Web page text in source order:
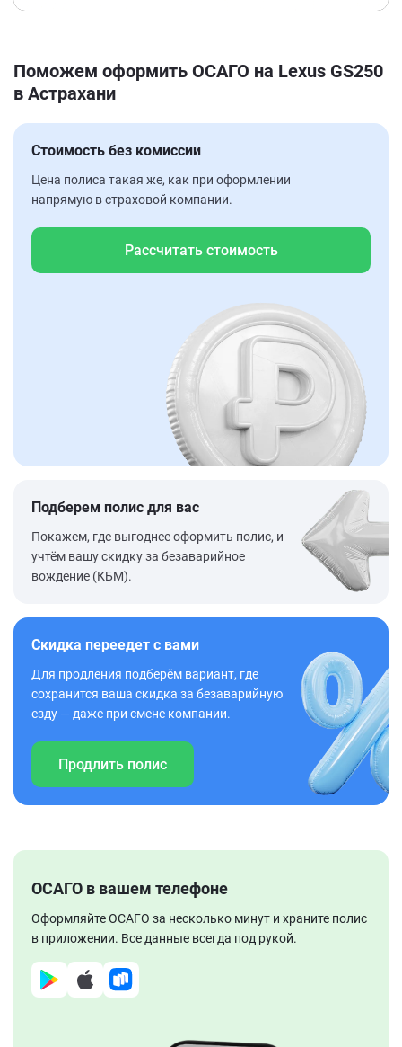
Поможем оформить ОСАГО на Lexus GS250
в Астрахани
Стоимость без комиссии
Цена полиса такая же, как при оформлении
напрямую в страховой компании.
Рассчитать стоимость
Подберем полис для вас
Покажем, где выгоднее оформить полис, и
учтём вашу скидку за безаварийное
вождение (КБМ).
Скидка переедет с вами
Для продления подберём вариант, где
сохранится ваша скидка за безаварийную
езду — даже при смене компании.
Продлить полис
ОСАГО в вашем телефоне
Оформляйте ОСАГО за несколько минут и храните полис
в приложении. Все данные всегда под рукой.